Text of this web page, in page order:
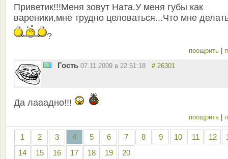
Приветик!!!Меня зовут Ната.У меня губы как
вареники,мне трудно целоваться...Что мне
?
поощрить
Гость 07.11.2009 в 22:51:18 # 26301
Да лааадно!!!
поощрить
1 2 3 4 5 6 7 8 9 10 11 12
14
15 16 17 18 19 20